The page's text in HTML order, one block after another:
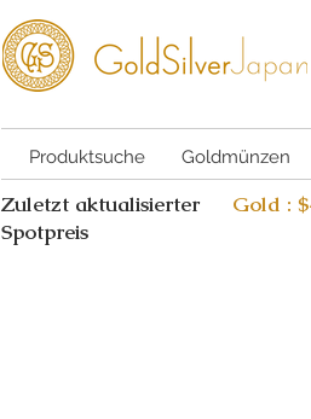
Produktsuche Goldmünzen
Zuletzt aktualisierter
Spotpreis
Gold :